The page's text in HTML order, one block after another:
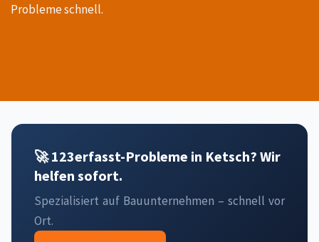
Probleme schnell.
🚀 123erfasst-Probleme in Ketsch? Wir
helfen sofort.
Spezialisiert auf Bauunternehmen – schnell vor
Ort.